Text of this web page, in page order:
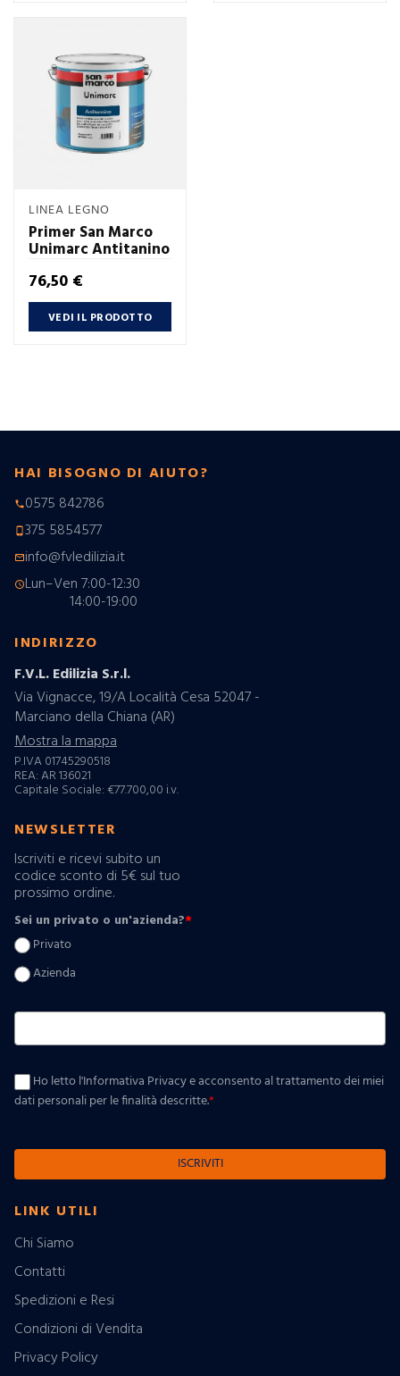
LINEA LEGNO
Primer San Marco
Unimarc Antitanino
Prezzo
76,50 €
VEDI IL PRODOTTO
HAI BISOGNO DI AIUTO?
phone0575 842786
phone_android375 5854577
mail_outlineinfo@fvledilizia.it
scheduleLun–Ven 7:00-12:30
14:00-19:00
INDIRIZZO
F.V.L. Edilizia S.r.l.
Via Vignacce, 19/A Località Cesa 52047 -
Marciano della Chiana (AR)
Mostra la mappa
P.IVA 01745290518
REA: AR 136021
Capitale Sociale: €77.700,00 i.v.
NEWSLETTER
Iscriviti e ricevi subito un
codice sconto di 5€ sul tuo
prossimo ordine.
Sei un privato o un'azienda?*
Privato
Azienda
Ho letto l'Informativa Privacy e acconsento al trattamento dei miei
dati personali per le finalità descritte.*
ISCRIVITI
LINK UTILI
Chi Siamo
Contatti
Spedizioni e Resi
Condizioni di Vendita
Privacy Policy